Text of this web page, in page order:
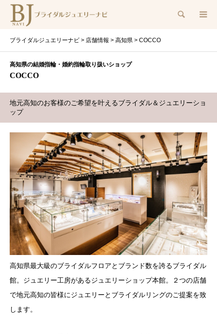
検索
ブライダルジュエリーナビ > 店舗情報 > 高知県 > COCCO
高知県の結婚指輪・婚約指輪取り扱いショップ
COCCO
地元高知のお客様のご希望を叶えるブライダル＆ジュエリーショ
ップ
高知県最大級のブライダルフロアとブランド数を誇るブライダル
館。ジュエリー工房があるジュエリーショップ本館。２つの店舗
で地元高知の皆様にジュエリーとブライダルリングのご提案を致
します。